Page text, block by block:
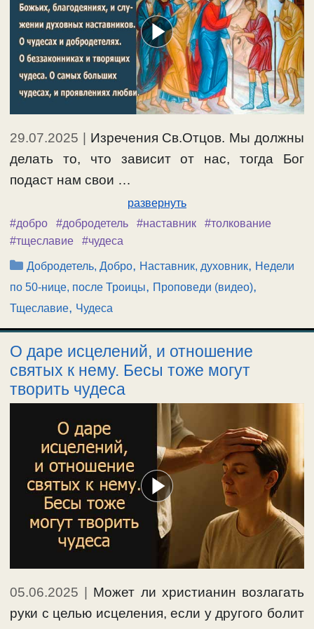
29.07.2025
Изречения Св.Отцов. Мы должны
делать то, что зависит от нас, тогда Бог
подаст нам свои …
развернуть
#добро
#добродетель #наставник
#толкование
#тщеславие
#чудеса
Рубрики
Добродетель, Добро, Наставник, духовник, Недели
по 50-нице, после Троицы, Проповеди (видео),
Тщеславие, Чудеса
О даре исцелений, и отношение
святых к нему. Бесы тоже могут
творить чудеса
05.06.2025 | Может ли христианин возлагать
руки с целью исцеления, если у другого болит